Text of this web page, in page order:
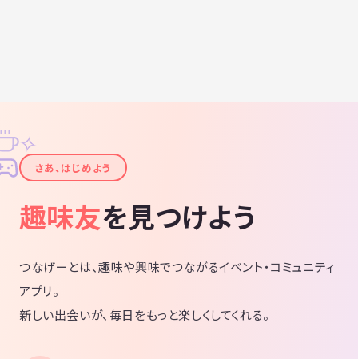
✦
✧
さあ、はじめよう
趣味友を見つけよう
つなげーとは、趣味や興味でつながるイベント・コミュニティ
アプリ。
新しい出会いが、毎日をもっと楽しくしてくれる。